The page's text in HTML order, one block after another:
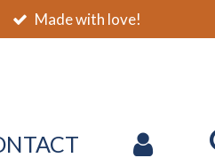
Made with love!